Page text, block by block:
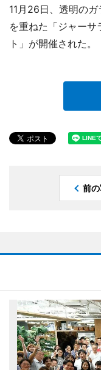
11月26日、透明の
を重ねた「ジャーサ
ト」が開催された。
前